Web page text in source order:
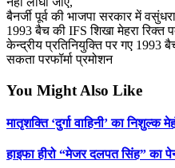
बैनर्जी पूर्व की भाजपा सरकार में
1993 बैच की IFS शिखा मेहरा रिक्त
केन्द्रीय प्रतिनियुक्ति पर गए 1993
सकता परफॉर्मा प्रमोशन
You Might Also Like
मातृशक्ति ‘दुर्गा वाहिनी’ का निशुल्क
हाइफा हीरो “मेजर दलपत सिंह” का